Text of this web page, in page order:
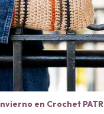
en Crochet